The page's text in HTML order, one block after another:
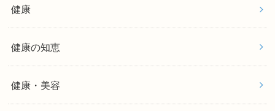
健康
健康の知恵
健康・美容